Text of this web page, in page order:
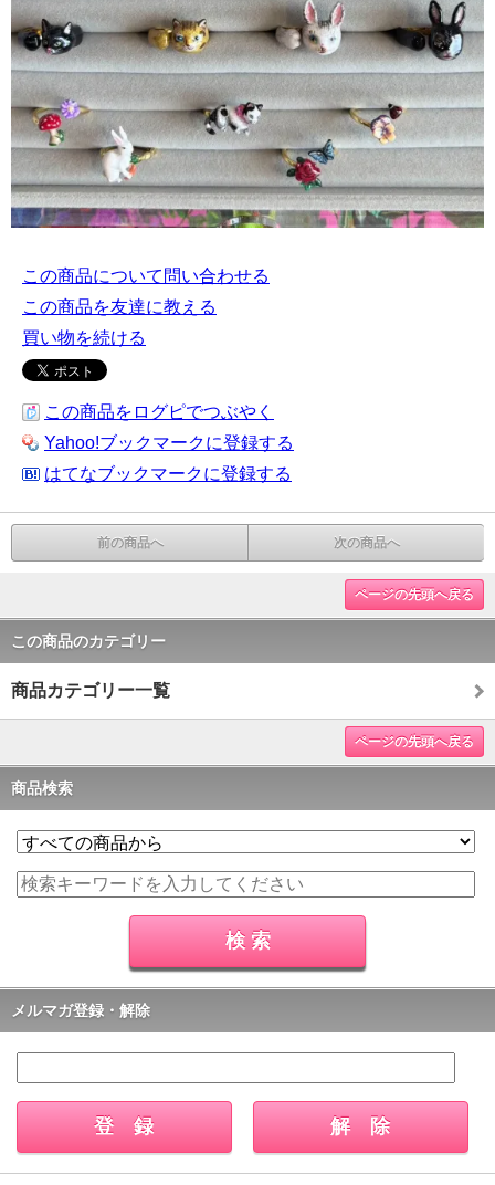
この商品について問い合わせる
この商品を友達に教える
買い物を続ける
この商品をログピでつぶやく
Yahoo!ブックマークに登録する
はてなブックマークに登録する
前の商品へ 次の商品へ
ページの先頭へ戻る
この商品のカテゴリー
商品カテゴリー一覧
ページの先頭へ戻る
商品検索
メルマガ登録・解除